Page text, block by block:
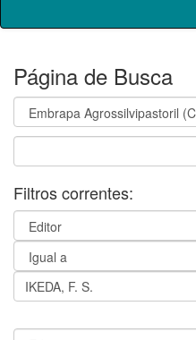
Página de Busca
Filtros correntes: